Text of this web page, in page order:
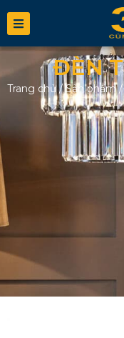
ĐÈN
Trang chủ/Sản phẩm